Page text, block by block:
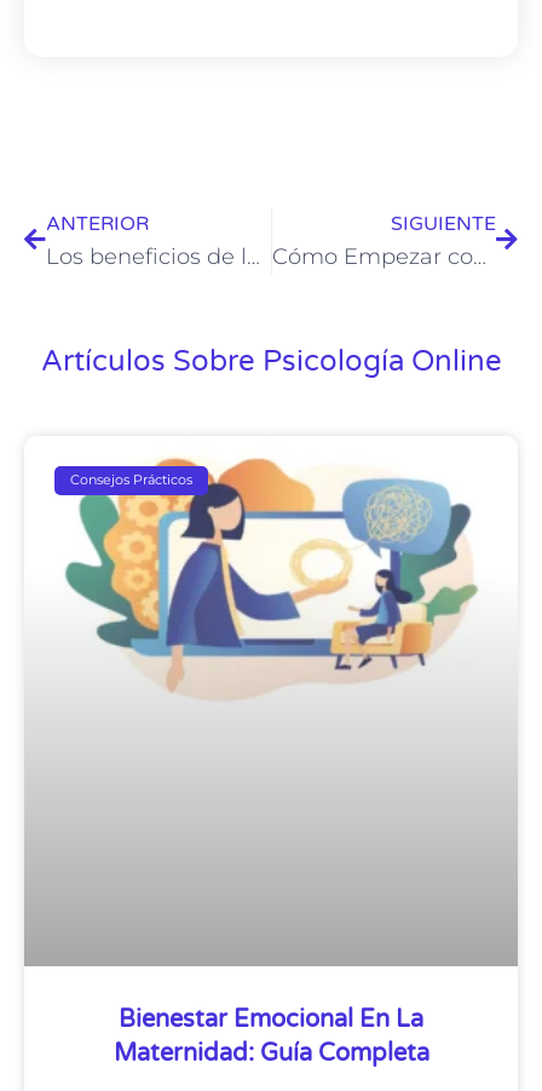
ANTERIOR
Los beneficios de la psicología online: Mejorando tu bienestar desde la comodidad de tu hogar
SIGUIENTE
Cómo Empezar con la Terapia Online: Un Enfoque Práctico y Eficaz
Artículos Sobre Psicología Online
Consejos Prácticos
Bienestar Emocional En La
Maternidad: Guía Completa